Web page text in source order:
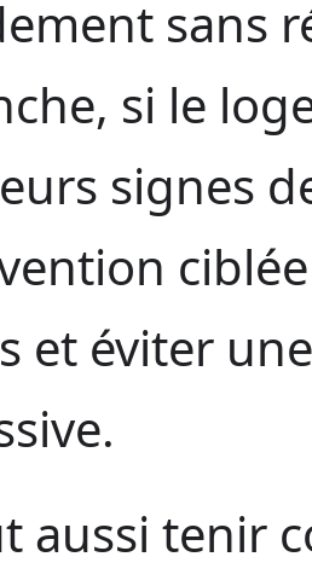
sans
si le
signes
et éviter
aussi tenir